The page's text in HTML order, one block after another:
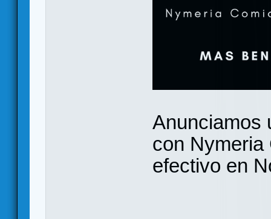
Anunciamos
con Nymeria
efectivo en